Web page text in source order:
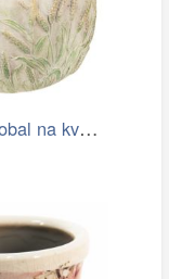
Cementový obal na květináč s jitrocelem…